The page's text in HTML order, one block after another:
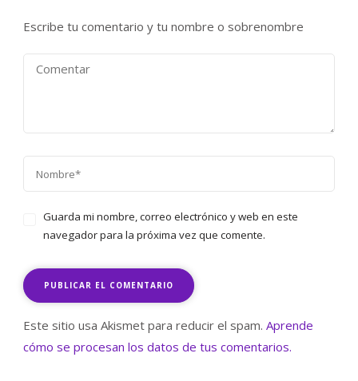
Escribe tu comentario y tu nombre o sobrenombre
Guarda mi nombre, correo electrónico y web en este
navegador para la próxima vez que comente.
Este sitio usa Akismet para reducir el spam. Aprende
cómo se procesan los datos de tus comentarios.